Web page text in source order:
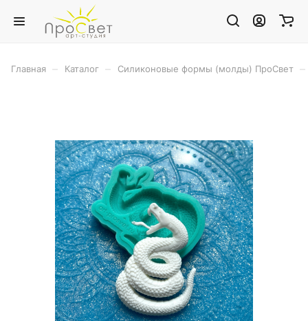
Главная Каталог Силиконовые формы (молды) ПроСвет